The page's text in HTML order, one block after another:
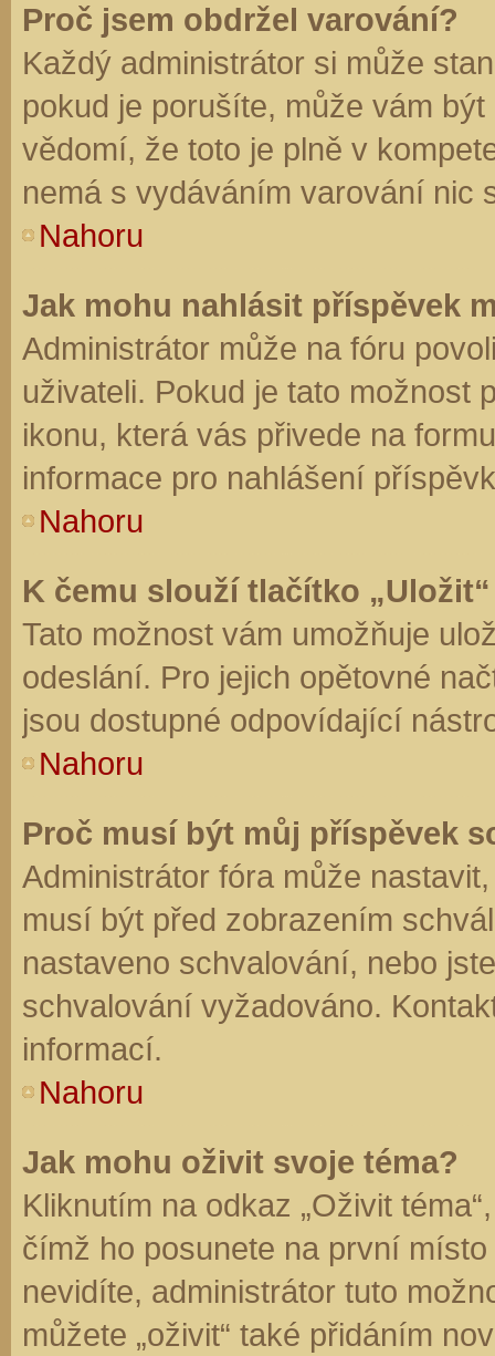
Proč jsem obdržel varování?
Každý administrátor si může
pokud je porušíte, může vám
vědomí, že toto je plně v
nemá s vydáváním varování nic
Nahoru
Jak mohu nahlásit příspěvek
Administrátor může na fóru
uživateli. Pokud je tato možnost
ikonu, která vás přivede na
informace pro nahlášení
Nahoru
K čemu slouží tlačítko
Tato možnost vám umožňuje
odeslání. Pro jejich opětovné
jsou dostupné odpovídající
Nahoru
Proč musí být můj příspěvek
Administrátor fóra může
musí být před zobrazením
nastaveno schvalování, nebo
schvalování vyžadováno.
informací.
Nahoru
Jak mohu oživit svoje téma?
Kliknutím na odkaz „Oživit
čímž ho posunete na první
nevidíte, administrátor tuto
můžete „oživit“ také přidáním